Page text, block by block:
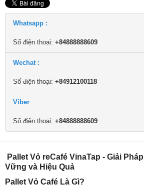
Whatsapp :
Số điện thoại: +84888888609
Wechat :
Số điện thoại: +84912100118
Viber
Số điện thoại: +84888888609
Pallet Vỏ reCafé VinaTap - Giải
Vững và Hiệu Quả
Pallet Vỏ Café Là Gì?